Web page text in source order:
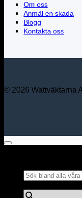
Om oss
Anmäl en skada
Blogg
Kontakta oss
© 2026 Wattväktarna